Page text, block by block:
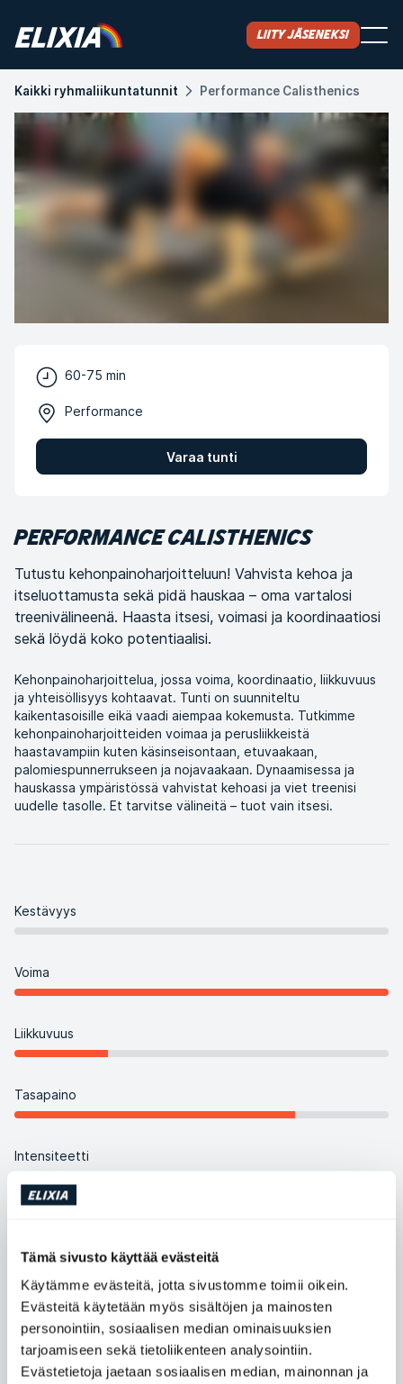
Tämä sivusto käyttää evästeitä
Käytämme evästeitä, jotta sivustomme toimii oikein.
Evästeitä käytetään myös sisältöjen ja mainosten
personointiin, sosiaalisen median ominaisuuksien
tarjoamiseen sekä tietoliikenteen analysointiin.
Evästetietoja jaetaan sosiaalisen median, mainonnan ja
Liity jäseneksi
Kaikki ryhmaliikuntatunnit Performance Calisthenics
60-75 min
Performance
Varaa tunti
PERFORMANCE CALISTHENICS
Tutustu kehonpainoharjoitteluun! Vahvista kehoa ja
itseluottamusta sekä pidä hauskaa – oma vartalosi
treenivälineenä. Haasta itsesi, voimasi ja koordinaatiosi
sekä löydä koko potentiaalisi.
Kehonpainoharjoittelua, jossa voima, koordinaatio, liikkuvuus
ja yhteisöllisyys kohtaavat. Tunti on suunniteltu
kaikentasoisille eikä vaadi aiempaa kokemusta. Tutkimme
kehonpainoharjoitteiden voimaa ja perusliikkeistä
haastavampiin kuten käsinseisontaan, etuvaakaan,
palomiespunnerrukseen ja nojavaakaan. Dynaamisessa ja
hauskassa ympäristössä vahvistat kehoasi ja viet treenisi
uudelle tasolle. Et tarvitse välineitä – tuot vain itsesi.
Kestävyys
Voima
Liikkuvuus
Tasapaino
Intensiteetti
Täydentäviä ryhmäliikuntatunteja